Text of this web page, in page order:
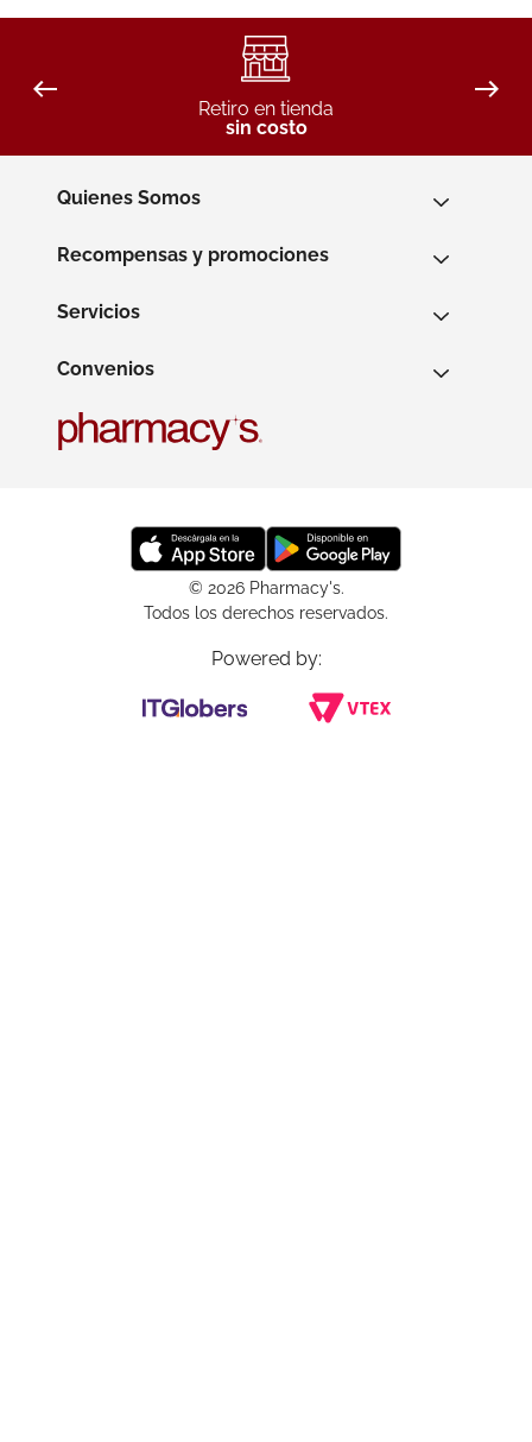
Retiro en tienda
sin costo
Quienes Somos
Recompensas y promociones
Servicios
Convenios
© 2026 Pharmacy's.
Todos los derechos reservados.
Powered by: